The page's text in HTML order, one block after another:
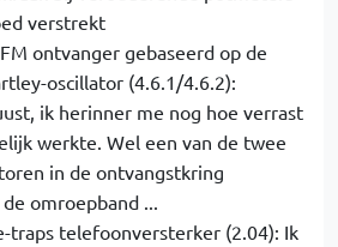
verstrekt
ontvanger gebaseerd op de
oscillator (4.6.1/4.6.2):
ik herinner me nog hoe verrast
werkte. Wel een van de twee
in de ontvangstkring
omroepband ...
traps telefoonversterker (2.04): Ik